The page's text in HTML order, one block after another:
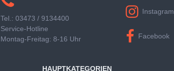
Tel.: 03473 / 9134400
Service-Hotline
Montag-Freitag: 8-16 Uhr
Instagram
Facebook
HAUPTKATEGORIEN